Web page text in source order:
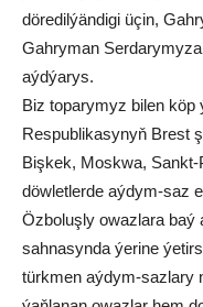
döredilýändigi üçin,
Gahryman
aýdýarys.
Biz toparymyz bilen köp
Respublikasynyň Brest
Bişkek, Moskwa,
döwletlerde aýdym-saz
Özboluşly owazlara
sahnasynda ýerine
türkmen aýdym-sazlary